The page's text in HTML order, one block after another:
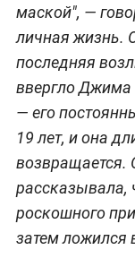
маской", —
личная жизнь.
последняя
ввергло Джима
— его
19 лет, и она
возвращается.
рассказывала,
роскошного
затем ложился